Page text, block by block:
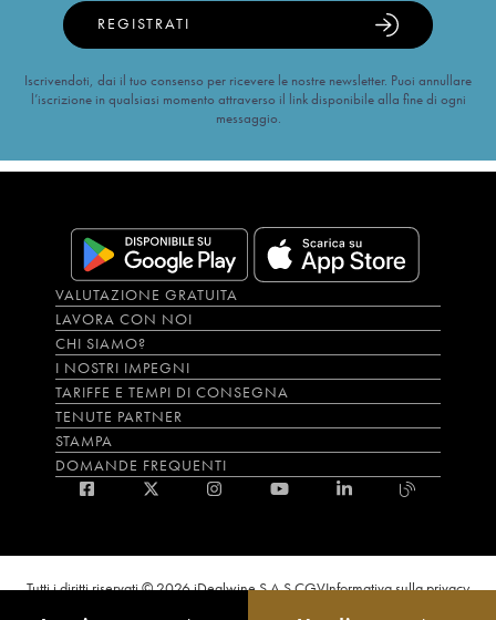
REGISTRATI
Iscrivendoti, dai il tuo consenso per ricevere le nostre newsletter. Puoi annullare
l’iscrizione in qualsiasi momento attraverso il link disponibile alla fine di ogni
messaggio.
VALUTAZIONE GRATUITA
LAVORA CON NOI
CHI SIAMO?
I NOSTRI IMPEGNI
TARIFFE E TEMPI DI CONSEGNA
TENUTE PARTNER
STAMPA
DOMANDE FREQUENTI
Tutti i diritti riservati © 2026 iDealwine S.A.S.CGVInformativa sulla privacy